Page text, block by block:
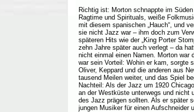
Richtig ist: Morton schnappte im
Ragtime und Spirituals, weiße
mit diesem spanischen „Hauch“, und
sie nicht Jazz war – ihm doch zum
späteren Hits wie der „King Porter
zehn Jahre später auch verlegt – da
nicht einmal einen Namen. Morton war
war sein Vorteil: Wohin er kam, sorgte
Oliver, Keppard und die anderen aus
tausend Meilen weiter, und das Spiel
Nachteil: Als der Jazz um 1920
an der Westküste unterwegs und nicht
des Jazz prägen sollten. Als er später
jungen Musiker für einen Aufschneider